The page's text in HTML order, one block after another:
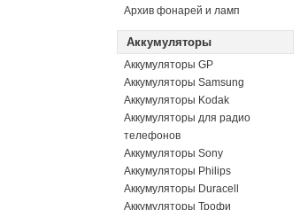
Архив фонарей и ламп
Аккумуляторы
Аккумуляторы GP
Аккумуляторы Samsung
Аккумуляторы Kodak
Аккумуляторы для радио
телефонов
Аккумуляторы Sony
Аккумуляторы Philips
Аккумуляторы Duracell
Аккумуляторы Трофи